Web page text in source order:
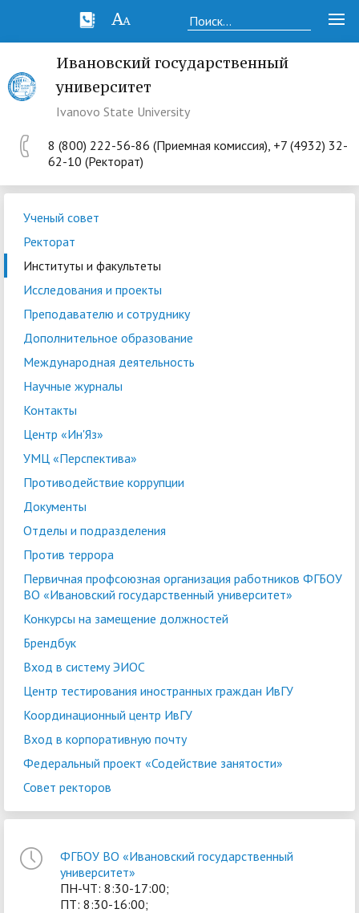
Ивановский государственный
университет
Ivanovo State University
8 (800) 222-56-86 (Приемная комиссия), +7 (4932) 32-
62-10 (Ректорат)
Ученый совет
Ректорат
Институты и факультеты
Исследования и проекты
Преподавателю и сотруднику
Дополнительное образование
Международная деятельность
Научные журналы
Контакты
Центр «Ин'Яз»
УМЦ «Перспектива»
Противодействие коррупции
Документы
Отделы и подразделения
Против террора
Первичная профсоюзная организация работников ФГБОУ
ВО «Ивановский государственный университет»
Конкурсы на замещение должностей
Брендбук
Вход в систему ЭИОС
Центр тестирования иностранных граждан ИвГУ
Координационный центр ИвГУ
Вход в корпоративную почту
Федеральный проект «Содействие занятости»
Совет ректоров
ФГБОУ ВО «Ивановский государственный
университет»
ПН-ЧТ: 8:30-17:00;
ПТ: 8:30-16:00;